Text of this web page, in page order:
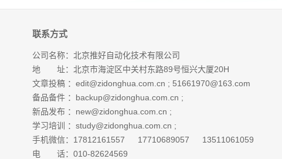
联系方式
公司名称：北京推好自动化技术有限公司
地 址：北京市海淀区中关村东路89号恒兴大厦20H
文章投稿 ： edit@zidonghua.com.cn ; 51661970@163.com
备品备件 ： backup@zidonghua.com.cn ;
新品发布 ： new@zidonghua.com.cn ;
学习培训 ： study@zidonghua.com.cn ;
手机微信：17812161557 17710689057 13511061059
电 话：010-82624569